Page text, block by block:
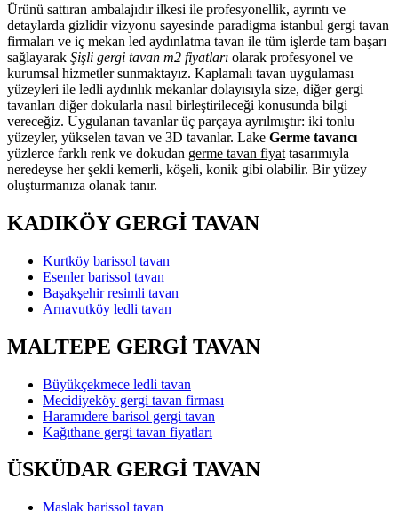
Ürünü sattıran ambalajıdır ilkesi ile profesyonellik, ayrıntı ve
detaylarda gizlidir vizyonu sayesinde paradigma istanbul gergi tavan
firmaları ve iç mekan led aydınlatma tavan ile tüm işlerde tam başarı
sağlayarak Şişli gergi tavan m2 fiyatları olarak profesyonel ve
kurumsal hizmetler sunmaktayız. Kaplamalı tavan uygulaması
yüzeyleri ile ledli aydınlık mekanlar dolayısıyla size, diğer gergi
tavanları diğer dokularla nasıl birleştirileceği konusunda bilgi
vereceğiz. Uygulanan tavanlar üç parçaya ayrılmıştır: iki tonlu
yüzeyler, yükselen tavan ve 3D tavanlar. Lake Germe tavancı
yüzlerce farklı renk ve dokudan germe tavan fiyat tasarımıyla
neredeyse her şekli kemerli, köşeli, konik gibi olabilir. Bir yüzey
oluşturmanıza olanak tanır.
KADIKÖY GERGİ TAVAN
Kurtköy barissol tavan
Esenler barissol tavan
Başakşehir resimli tavan
Arnavutköy ledli tavan
MALTEPE GERGİ TAVAN
Büyükçekmece ledli tavan
Mecidiyeköy gergi tavan firması
Haramıdere barisol gergi tavan
Kağıthane gergi tavan fiyatları
ÜSKÜDAR GERGİ TAVAN
Maslak barissol tavan